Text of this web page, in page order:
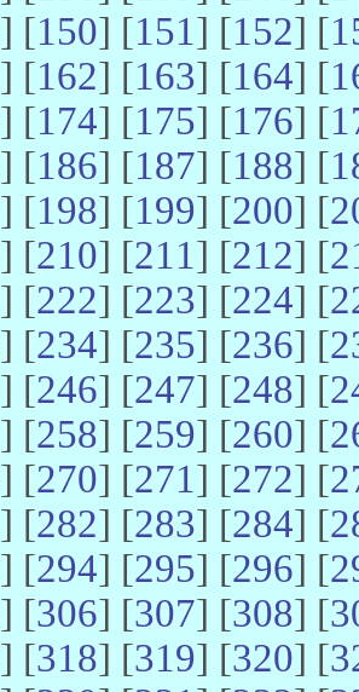
] [150] [151] [152] [
] [162] [163] [164] [
] [174] [175] [176] [
] [186] [187] [188] [
] [198] [199] [200] [
] [210] [211] [212] [
] [222] [223] [224] [
] [234] [235] [236] [
] [246] [247] [248] [
] [258] [259] [260] [
] [270] [271] [272] [
] [282] [283] [284] [
] [294] [295] [296] [
] [306] [307] [308] [
] [318] [319] [320] [